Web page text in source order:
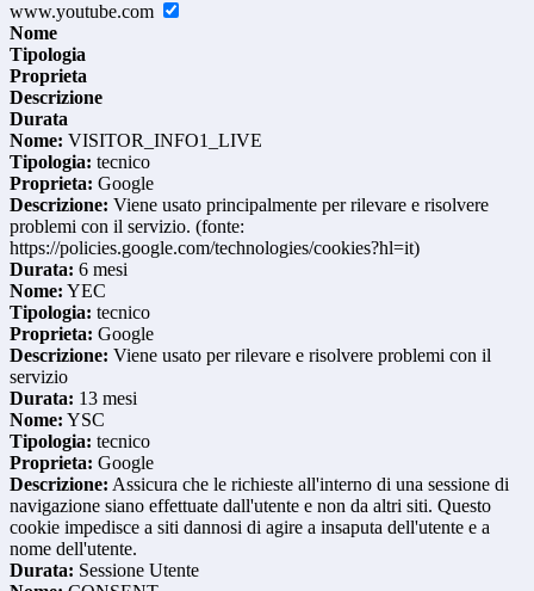
www.youtube.com
Nome
Tipologia
Proprieta
Descrizione
Durata
Nome: VISITOR_INFO1_LIVE
Tipologia: tecnico
Proprieta: Google
Descrizione: Viene usato principalmente per rilevare e risolvere
problemi con il servizio. (fonte:
https://policies.google.com/technologies/cookies?hl=it)
Durata: 6 mesi
Nome: YEC
Tipologia: tecnico
Proprieta: Google
Descrizione: Viene usato per rilevare e risolvere problemi con il
servizio
Durata: 13 mesi
Nome: YSC
Tipologia: tecnico
Proprieta: Google
Descrizione: Assicura che le richieste all'interno di una sessione di
navigazione siano effettuate dall'utente e non da altri siti. Questo
cookie impedisce a siti dannosi di agire a insaputa dell'utente e a
nome dell'utente.
Durata: Sessione Utente